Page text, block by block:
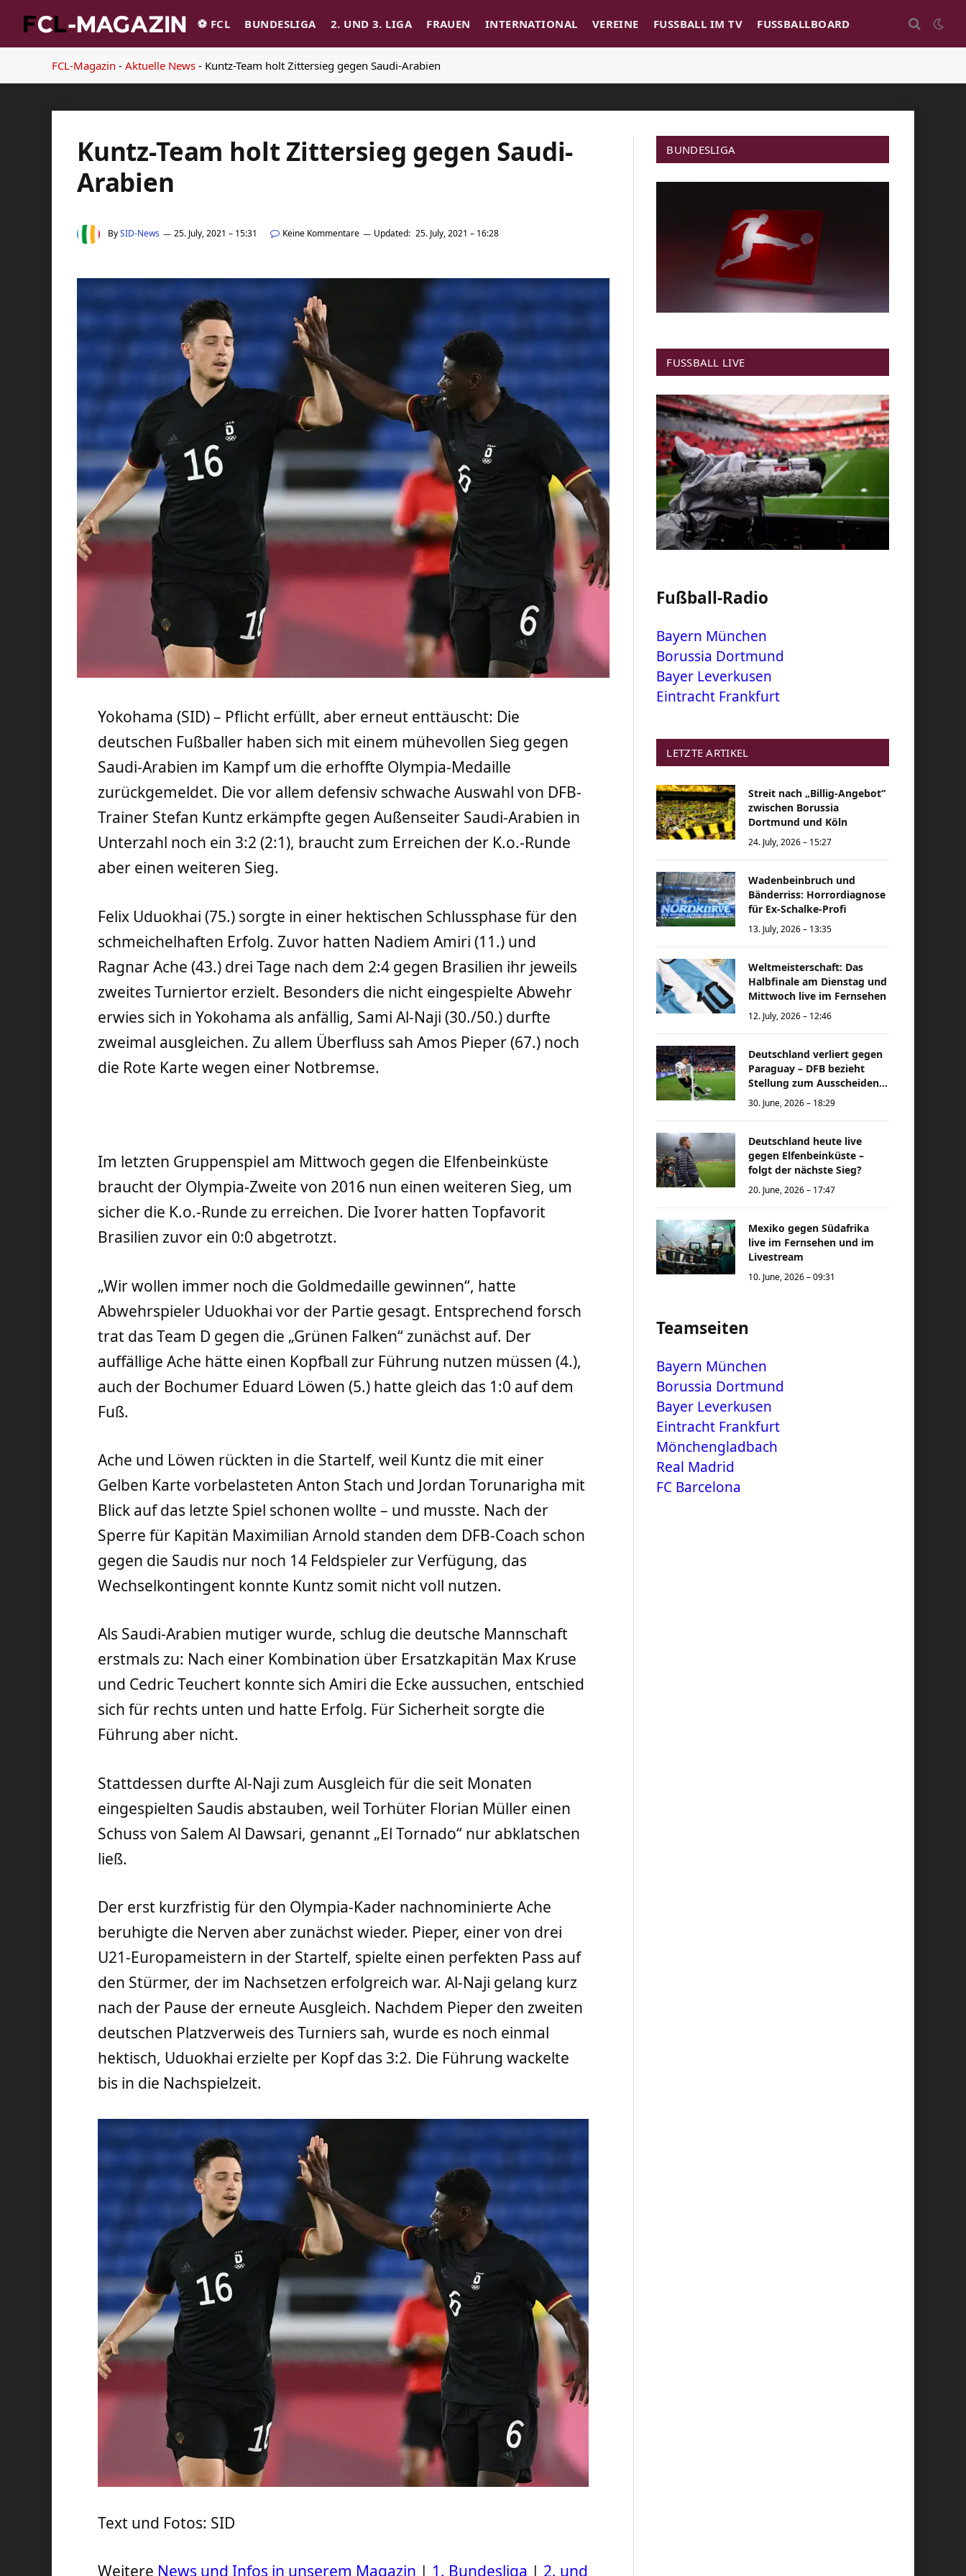
⚽️ FCL BUNDESLIGA 2. UND 3. LIGA FRAUEN INTERNATIONAL VEREINE FUSSBALL IM TV FUSSBALLBOARD
FCL-Magazin - Aktuelle News - Kuntz-Team holt Zittersieg gegen Saudi-Arabien
Kuntz-Team holt Zittersieg gegen Saudi-
Arabien
BySID-News 25. July, 2021 – 15:31 Keine Kommentare Updated: 25. July, 2021 – 16:28
Yokohama (SID) – Pflicht erfüllt, aber erneut enttäuscht: Die
deutschen Fußballer haben sich mit einem mühevollen Sieg gegen
Saudi-Arabien im Kampf um die erhoffte Olympia-Medaille
zurückgemeldet. Die vor allem defensiv schwache Auswahl von DFB-
Trainer Stefan Kuntz erkämpfte gegen Außenseiter Saudi-Arabien in
Unterzahl noch ein 3:2 (2:1), braucht zum Erreichen der K.o.-Runde
aber einen weiteren Sieg.
Felix Uduokhai (75.) sorgte in einer hektischen Schlussphase für den
schmeichelhaften Erfolg. Zuvor hatten Nadiem Amiri (11.) und
Ragnar Ache (43.) drei Tage nach dem 2:4 gegen Brasilien ihr jeweils
zweites Turniertor erzielt. Besonders die nicht eingespielte Abwehr
erwies sich in Yokohama als anfällig, Sami Al-Naji (30./50.) durfte
zweimal ausgleichen. Zu allem Überfluss sah Amos Pieper (67.) noch
die Rote Karte wegen einer Notbremse.
Im letzten Gruppenspiel am Mittwoch gegen die Elfenbeinküste
braucht der Olympia-Zweite von 2016 nun einen weiteren Sieg, um
sicher die K.o.-Runde zu erreichen. Die Ivorer hatten Topfavorit
Brasilien zuvor ein 0:0 abgetrotzt.
„Wir wollen immer noch die Goldmedaille gewinnen“, hatte
Abwehrspieler Uduokhai vor der Partie gesagt. Entsprechend forsch
trat das Team D gegen die „Grünen Falken“ zunächst auf. Der
auffällige Ache hätte einen Kopfball zur Führung nutzen müssen (4.),
auch der Bochumer Eduard Löwen (5.) hatte gleich das 1:0 auf dem
Fuß.
Ache und Löwen rückten in die Startelf, weil Kuntz die mit einer
Gelben Karte vorbelasteten Anton Stach und Jordan Torunarigha mit
Blick auf das letzte Spiel schonen wollte – und musste. Nach der
Sperre für Kapitän Maximilian Arnold standen dem DFB-Coach schon
gegen die Saudis nur noch 14 Feldspieler zur Verfügung, das
Wechselkontingent konnte Kuntz somit nicht voll nutzen.
Als Saudi-Arabien mutiger wurde, schlug die deutsche Mannschaft
erstmals zu: Nach einer Kombination über Ersatzkapitän Max Kruse
und Cedric Teuchert konnte sich Amiri die Ecke aussuchen, entschied
sich für rechts unten und hatte Erfolg. Für Sicherheit sorgte die
Führung aber nicht.
Stattdessen durfte Al-Naji zum Ausgleich für die seit Monaten
eingespielten Saudis abstauben, weil Torhüter Florian Müller einen
Schuss von Salem Al Dawsari, genannt „El Tornado“ nur abklatschen
ließ.
Der erst kurzfristig für den Olympia-Kader nachnominierte Ache
beruhigte die Nerven aber zunächst wieder. Pieper, einer von drei
U21-Europameistern in der Startelf, spielte einen perfekten Pass auf
den Stürmer, der im Nachsetzen erfolgreich war. Al-Naji gelang kurz
nach der Pause der erneute Ausgleich. Nachdem Pieper den zweiten
deutschen Platzverweis des Turniers sah, wurde es noch einmal
hektisch, Uduokhai erzielte per Kopf das 3:2. Die Führung wackelte
bis in die Nachspielzeit.
Text und Fotos: SID
Weitere News und Infos in unserem Magazin | 1. Bundesliga | 2. und
BUNDESLIGA
FUSSBALL LIVE
Fußball-Radio
Bayern München
Borussia Dortmund
Bayer Leverkusen
Eintracht Frankfurt
LETZTE ARTIKEL
Streit nach „Billig-Angebot“
zwischen Borussia
Dortmund und Köln
24. July, 2026 – 15:27
Wadenbeinbruch und
Bänderriss: Horrordiagnose
für Ex-Schalke-Profi
13. July, 2026 – 13:35
Weltmeisterschaft: Das
Halbfinale am Dienstag und
Mittwoch live im Fernsehen
12. July, 2026 – 12:46
Deutschland verliert gegen
Paraguay – DFB bezieht
Stellung zum Ausscheiden
bei der Weltmeisterschaft
30. June, 2026 – 18:29
Deutschland heute live
gegen Elfenbeinküste –
folgt der nächste Sieg?
20. June, 2026 – 17:47
Mexiko gegen Südafrika
live im Fernsehen und im
Livestream
10. June, 2026 – 09:31
Teamseiten
Bayern München
Borussia Dortmund
Bayer Leverkusen
Eintracht Frankfurt
Mönchengladbach
Real Madrid
FC Barcelona